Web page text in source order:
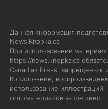
Данная информация
News.Knopka.ca
При использовании
https://news.knopka.ca
Canadian Press" запрещены к
Копирование,
использование иллюстраций,
фотоматериалов запрещено.